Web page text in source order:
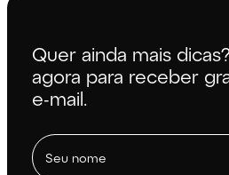
Quer ainda mais
agora para receber
e-mail.